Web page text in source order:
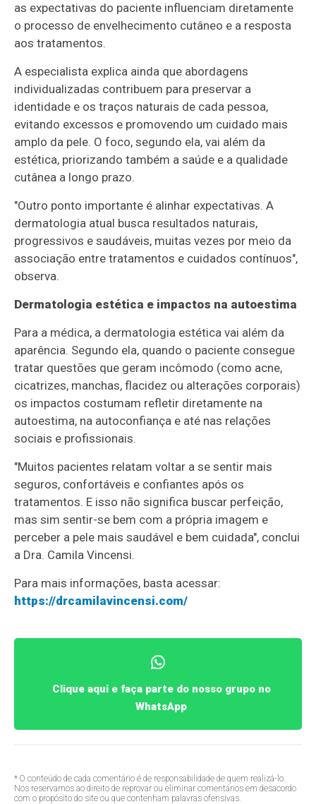
as expectativas do paciente influenciam diretamente
o processo de envelhecimento cutâneo e a resposta
aos tratamentos.
A especialista explica ainda que abordagens
individualizadas contribuem para preservar a
identidade e os traços naturais de cada pessoa,
evitando excessos e promovendo um cuidado mais
amplo da pele. O foco, segundo ela, vai além da
estética, priorizando também a saúde e a qualidade
cutânea a longo prazo.
"Outro ponto importante é alinhar expectativas. A
dermatologia atual busca resultados naturais,
progressivos e saudáveis, muitas vezes por meio da
associação entre tratamentos e cuidados contínuos",
observa.
Dermatologia estética e impactos na autoestima
Para a médica, a dermatologia estética vai além da
aparência. Segundo ela, quando o paciente consegue
tratar questões que geram incômodo (como acne,
cicatrizes, manchas, flacidez ou alterações corporais)
os impactos costumam refletir diretamente na
autoestima, na autoconfiança e até nas relações
sociais e profissionais.
"Muitos pacientes relatam voltar a se sentir mais
seguros, confortáveis e confiantes após os
tratamentos. E isso não significa buscar perfeição,
mas sim sentir-se bem com a própria imagem e
perceber a pele mais saudável e bem cuidada", conclui
a Dra. Camila Vincensi.
Para mais informações, basta acessar:
https://drcamilavincensi.com/
Clique aqui e faça parte do nosso grupo no
WhatsApp
* O conteúdo de cada comentário é de responsabilidade de quem realizá-lo.
Nos reservamos ao direito de reprovar ou eliminar comentários em desacordo
com o propósito do site ou que contenham palavras ofensivas.